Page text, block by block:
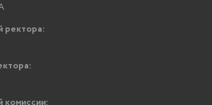
ректора: